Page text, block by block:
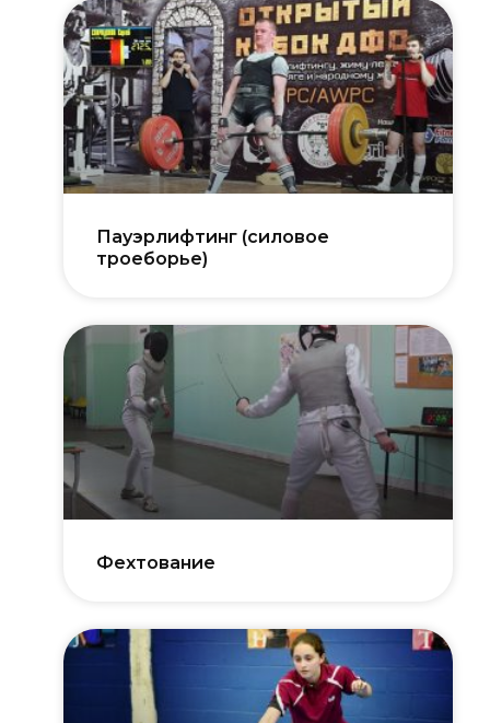
Пауэрлифтинг (силовое
троеборье)
Фехтование